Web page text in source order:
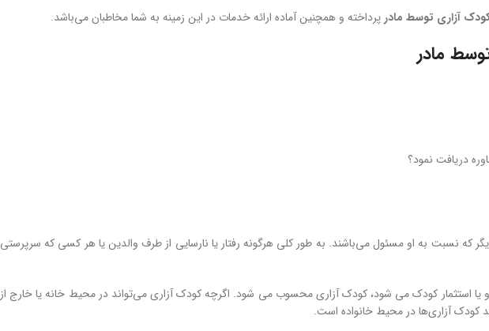
آزاری توسط مادر پرداخته و همچنین آماده ارائه خدمات در این زمینه به شما مخاطبان می‌باشد.
مادر
دریافت نمود؟
نسبت به او مسئول می‌باشند. به طور کلی هرگونه رفتار یا نارسایی از طرف والدین یا هر کسی که سرپرستی
کودک می شود، کودک آزاری محسوب می شود. اگرچه کودک آزاری می‌تواند در محیط خانه یا خارج از